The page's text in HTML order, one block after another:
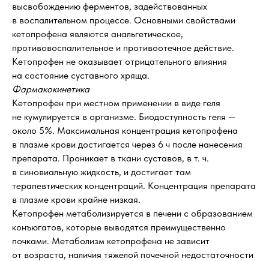
высвобождению ферментов, задействованных
в воспалительном процессе. Основными свойствами
кетопрофена являются анальгетическое,
противовоспалительное и противоотечное действие.
Кетопрофен не оказывает отрицательного влияния
на состояние суставного хряща.
Фармакокинетика
Кетопрофен при местном применении в виде геля
не кумулируется в организме. Биодоступность геля —
около 5%. Максимальная концентрация кетопрофена
в плазме крови достигается через 6 ч после нанесения
препарата. Проникает в ткани суставов, в т. ч.
в синовиальную жидкость, и достигает там
терапевтических концентраций. Концентрация препарата
в плазме крови крайне низкая.
Кетопрофен метаболизируется в печени с образованием
конъюгатов, которые выводятся преимущественно
почками. Метаболизм кетопрофена не зависит
от возраста, наличия тяжелой почечной недостаточности